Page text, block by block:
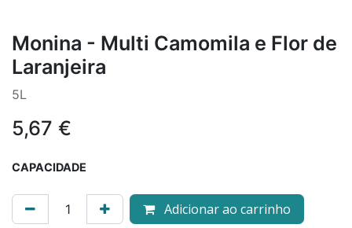
Monina - Multi Camomila e Flor de
Laranjeira
5L
5,67 €
CAPACIDADE
Adicionar ao carrinho